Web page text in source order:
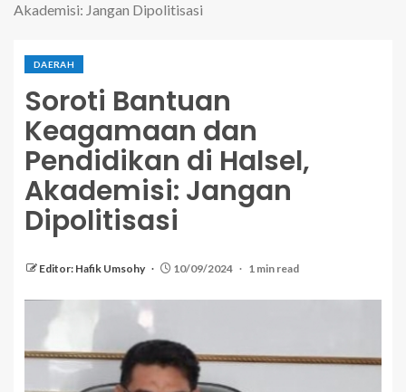
Akademisi: Jangan Dipolitisasi
DAERAH
Soroti Bantuan
Keagamaan dan
Pendidikan di Halsel,
Akademisi: Jangan
Dipolitisasi
Editor: Hafik Umsohy 10/09/2024 1 min read